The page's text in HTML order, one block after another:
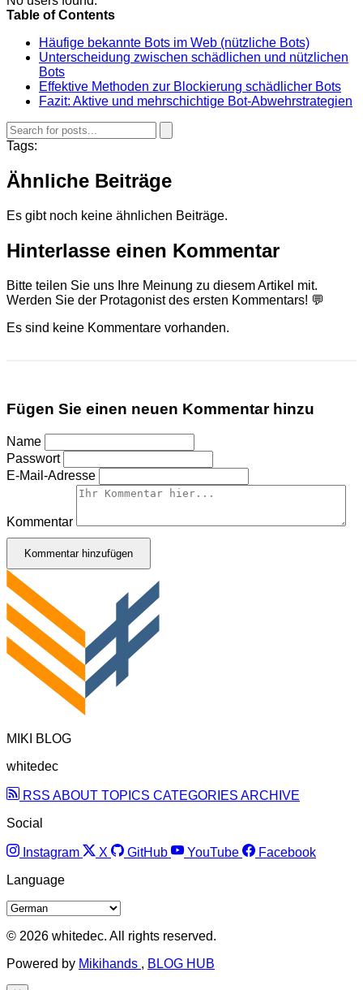
Table of Contents
Häufige bekannte Bots im Web (nützliche Bots)
Unterscheidung zwischen schädlichen und nützlichen
Bots
Effektive Methoden zur Blockierung schädlicher Bots
Fazit: Aktive und mehrschichtige Bot-Abwehrstrategien
Tags:
Ähnliche Beiträge
Es gibt noch keine ähnlichen Beiträge.
Hinterlasse einen Kommentar
Bitte teilen Sie uns Ihre Meinung zu diesem Artikel mit.
Werden Sie der Protagonist des ersten Kommentars! 💬
Es sind keine Kommentare vorhanden.
Fügen Sie einen neuen Kommentar hinzu
Name
Passwort
E-Mail-Adresse
Kommentar
Kommentar hinzufügen
MIKI BLOG
whitedec
RSS ABOUT TOPICS CATEGORIES ARCHIVE
Social
Instagram X GitHub YouTube
Facebook
Language
© 2026 whitedec. All rights reserved.
Powered by Mikihands , BLOG HUB